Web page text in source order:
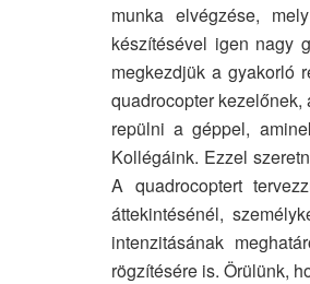
munka elvégzése,
készítésével igen nagy
megkezdjük a gyakorló
quadrocopter
repülni a géppel,
Kollégáink. Ezzel
A quadrocoptert
áttekintésénél,
intenzitásának
rögzítésére is. Örülünk,